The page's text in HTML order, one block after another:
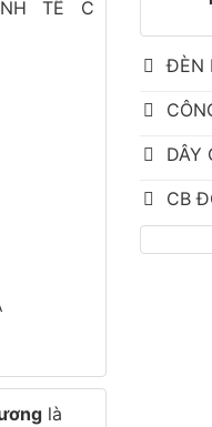
TẾ C
là
ĐÈN
DÂY
CB